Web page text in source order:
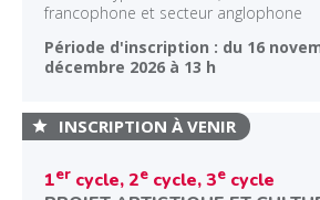
francophone et secteur anglophone
Période d'inscription : du 16
décembre 2026 à 13 h
1er cycle, 2e cycle, 3e cycle
INSCRIPTION À VENIR